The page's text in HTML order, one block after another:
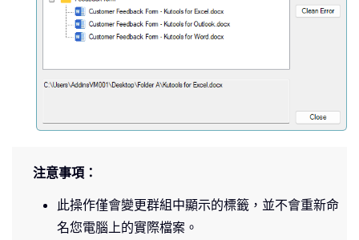
注意事項：
此操作僅會變更群組中顯示的標籤，並不會重新命
名您電腦上的實際檔案。